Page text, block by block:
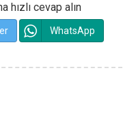
hızlı cevap alın
WhatsApp